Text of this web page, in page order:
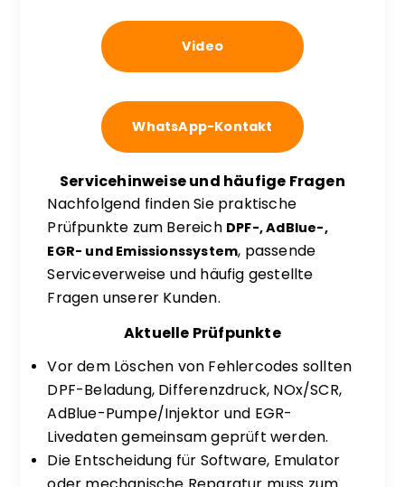
Video
WhatsApp-Kontakt
Servicehinweise und häufige Fragen
Nachfolgend finden Sie praktische
Prüfpunkte zum Bereich DPF-, AdBlue-,
EGR- und Emissionssystem, passende
Serviceverweise und häufig gestellte
Fragen unserer Kunden.
Aktuelle Prüfpunkte
Vor dem Löschen von Fehlercodes sollten
DPF-Beladung, Differenzdruck, NOx/SCR,
AdBlue-Pumpe/Injektor und EGR-
Livedaten gemeinsam geprüft werden.
Die Entscheidung für Software, Emulator